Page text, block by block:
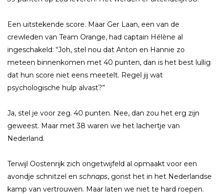
Een uitstekende score. Maar Ger Laan, een van de
crewleden van Team Orange, had captain Hélène al
ingeschakeld: “Joh, stel nou dat Anton en Hannie zo
meteen binnenkomen met 40 punten, dan is het best lullig
dat hun score niet eens meetelt. Regel jij wat
psychologische hulp alvast?”
Ja, stel je voor zeg. 40 punten. Nee, dan zou het erg zijn
geweest. Maar met 38 waren we het lachertje van
Nederland.
Terwijl Oostenrijk zich ongetwijfeld al opmaakt voor een
avondje schnitzel en schnaps, gonst het in het Nederlandse
kamp van vertrouwen. Maar laten we niet te hard roepen.